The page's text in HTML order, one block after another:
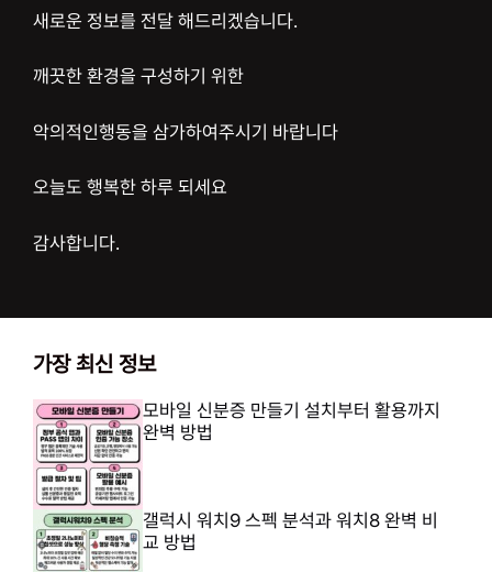
새로운 정보를 전달 해드리겠습니다.
깨끗한 환경을 구성하기 위한
악의적인행동을 삼가하여주시기 바랍니다
오늘도 행복한 하루 되세요
감사합니다.
가장 최신 정보
모바일 신분증 만들기 설치부터 활용까지
완벽 방법
갤럭시 워치9 스펙 분석과 워치8 완벽 비
교 방법